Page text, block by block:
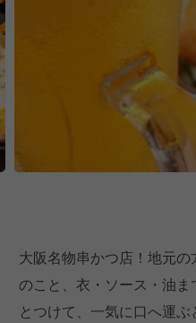
大阪名物串かつ店！地元
のこと、衣・ソース・油
とつけて、一気に口へ運